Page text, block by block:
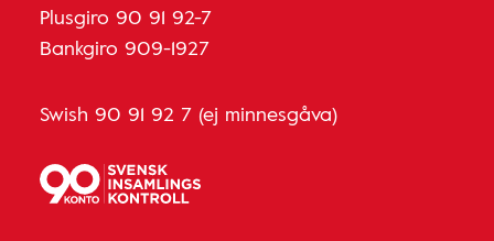
Plusgiro 90 91 92-7
Bankgiro 909-1927
Swish 90 91 92 7 (ej minnesgåva)